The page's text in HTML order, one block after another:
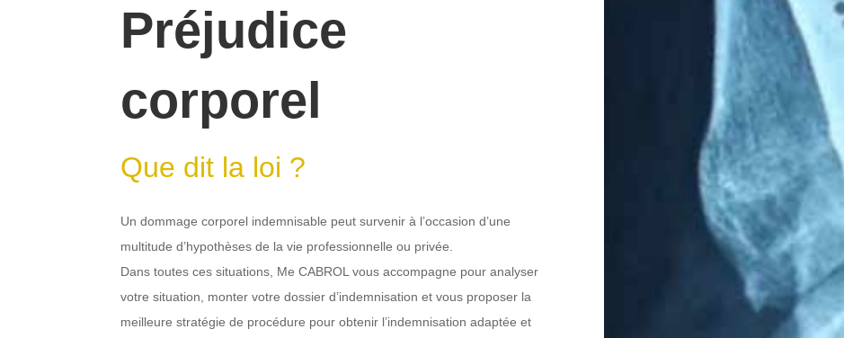
Préjudice
corporel
Que dit la loi ?
Un dommage corporel indemnisable peut survenir à l’occasion d’une
multitude d’hypothèses de la vie professionnelle ou privée.
Dans toutes ces situations, Me CABROL vous accompagne pour analyser
votre situation, monter votre dossier d’indemnisation et vous proposer la
meilleure stratégie de procédure pour obtenir l’indemnisation adaptée et